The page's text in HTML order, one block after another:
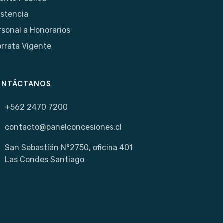
a Honorarios
Vigente
+562 2470 7200
contacto@panelconcesiones.cl
San Sebastíán N°2750, oficina 401
Las Condes Santiago